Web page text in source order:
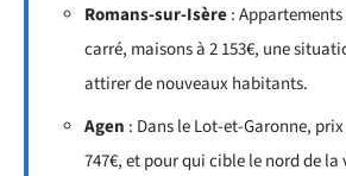
Romans-sur-Isère: Appartements
carré, maisons à 2 153€, une
attirer de nouveaux habitants.
Agen : Dans le Lot-et-Garonne,
747€, et pour qui cible le nord de la